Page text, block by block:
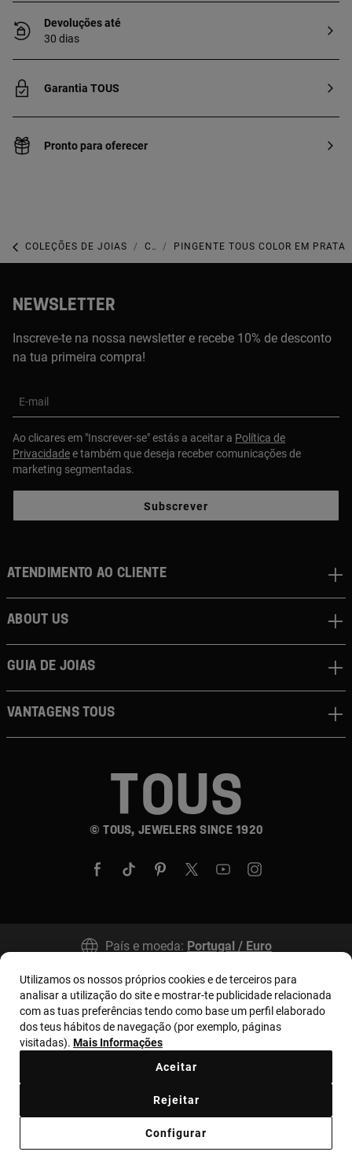
Devoluções até
30 dias
Garantia TOUS
Pronto para oferecer
COLEÇÕES DE JOIAS COLEÇÃO TOUS ICON COLOR PINGENTE TOUS COLOR EM PRATA
NEWSLETTER
Inscreve-te na nossa newsletter e recebe 10% de desconto
na tua primeira compra!
E-mail
Ao clicares em "Inscrever-se" estás a aceitar a Política de
Privacidadee também que deseja receber comunicações de
marketing segmentadas.
Subscrever
© TOUS, JEWELERS SINCE 1920
Atendimento ao cliente
About us
Guia de joias
Vantagens TOUS
País e moeda: Portugal / Euro
Termos e condições Política de uso e privacidade
Política de Cookies Aviso legal Bases MYTOUS
Livro de Reclamações Código de Ética
Plano de Prevenção de Riscos
Utilizamos os nossos próprios cookies e de terceiros para
analisar a utilização do site e mostrar-te publicidade relacionada
com as tuas preferências tendo como base um perfil elaborado
dos teus hábitos de navegação (por exemplo, páginas
visitadas). Mais Informações
Configurar
Rejeitar
Aceitar